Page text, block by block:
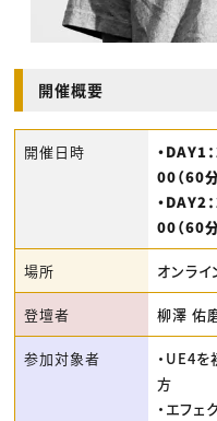
開催概要
開催日時
・DAY1
00（60分
・DAY2
00（60分
場所 オンラ
登壇者 柳澤 佑
参加対象者
・UE4
方
・エフ